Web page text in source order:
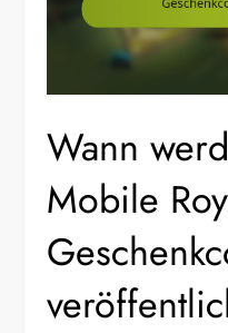
Wann
Mobile